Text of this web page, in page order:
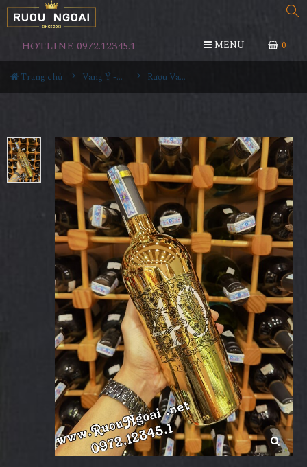
0
HOTLINE 0972.12345.1 MENU
Trang chủ Vang Ý - Italia Rượu Vang Ý 40 Quaranta Primitivo